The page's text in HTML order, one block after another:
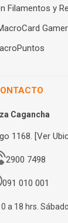
Filamentos y
Gamer
Cagancha
1168. [Ver
2900 7498
091 010 001
a 18 hrs.